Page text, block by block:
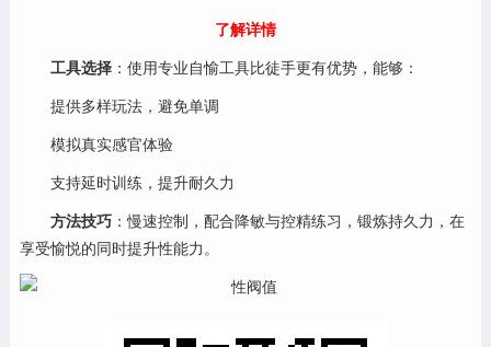
了解详情
工具选择：使用专业自愉工具比徒手更有优势，能够：
提供多样玩法，避免单调
模拟真实感官体验
支持延时训练，提升耐久力
方法技巧：慢速控制，配合降敏与控精练习，锻炼持久力，在
享受愉悦的同时提升性能力。